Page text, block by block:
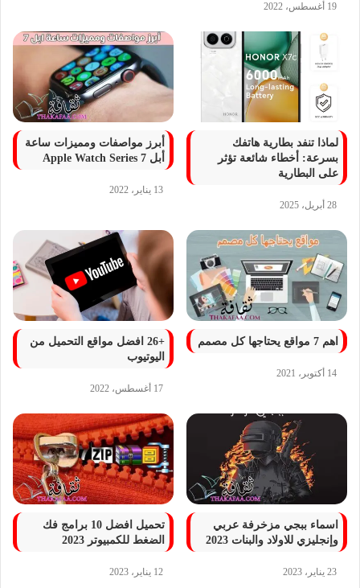
19 أغسطس، 2022
لماذا تنفد بطارية هاتفك
بسرعة: أخطاء شائعة تؤثر
على البطارية
28 أبريل، 2025
أبرز مواصفات ومميزات ساعة
أبل 7 Apple Watch Series
13 يناير، 2022
اهم 7 مواقع يحتاجها كل مصمم
14 أكتوبر، 2021
+26 افضل مواقع التحميل من
اليوتيوب
17 أغسطس، 2022
اسماء ببجي مزخرفة عربي
وإنجليزي للاولاد والبنات 2023
23 يناير، 2023
تحميل افضل 10 برامج فك
الضغط للكمبيوتر 2023
12 يناير، 2023